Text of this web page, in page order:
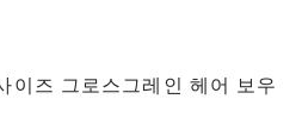
이즈 그로스그레인 헤어 보우